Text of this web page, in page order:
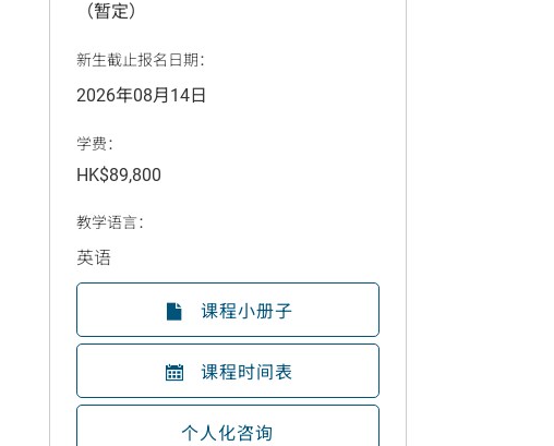
（暂定）
新生截止报名日期：
2026年08月14日
学费：
HK$89,800
教学语言：
英语
课程小册子
课程时间表
个人化咨询